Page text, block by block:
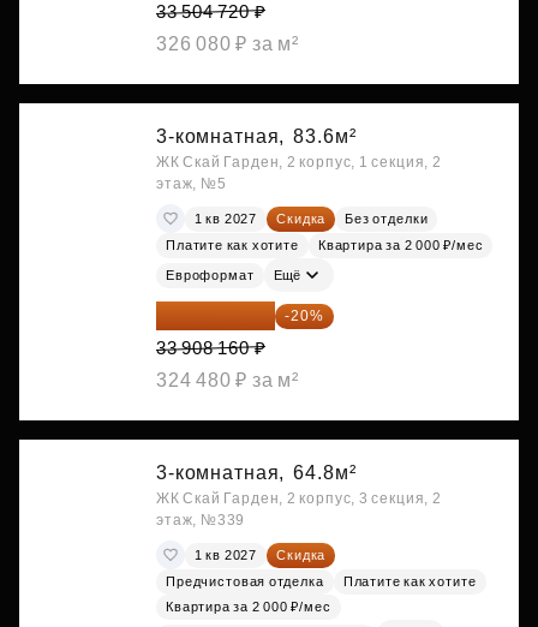
33 504 720 ₽
326 080 ₽ за м²
3-комнатная, 83.6м²
ЖК Скай Гарден, 2 корпус, 1 секция, 2
этаж, №5
1 кв 2027 Скидка
Без отделки
Платите как хотите
Квартира за 2 000 ₽/мес
Евроформат Ещё
27 126 528 ₽ -20%
33 908 160 ₽
324 480 ₽ за м²
3-комнатная, 64.8м²
ЖК Скай Гарден, 2 корпус, 3 секция, 2
этаж, №339
1 кв 2027
Скидка
Предчистовая отделка
Платите как хотите
Квартира за 2 000 ₽/мес